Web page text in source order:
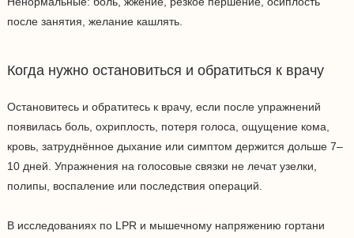
после занятия, желание кашлять.
Когда нужно остановиться и обратиться к врачу
Остановитесь и обратитесь к врачу, если после упражнений
появилась боль, охриплость, потеря голоса, ощущение кома,
кровь, затруднённое дыхание или симптом держится дольше 7–
10 дней. Упражнения на голосовые связки не лечат узелки,
полипы, воспаление или последствия операций.
В исследованиях по LPR и мышечному напряжению гортани